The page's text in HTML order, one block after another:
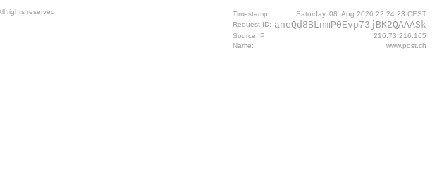
rights reserved. Timestamp:
Saturday, 08. Aug 2026 22:24:23 CEST
Request ID: aneQd8BLnmP0Evp73jBK2QAAASk
Source IP:
216.73.216.165
Name:
www.post.ch